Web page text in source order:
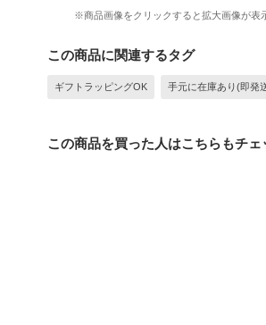
※商品画像をクリックすると拡大画像が表
この商品に関連するタグ
ギフトラッピングOK 手元に在庫あり(即発
この商品を買った人はこちらもチ